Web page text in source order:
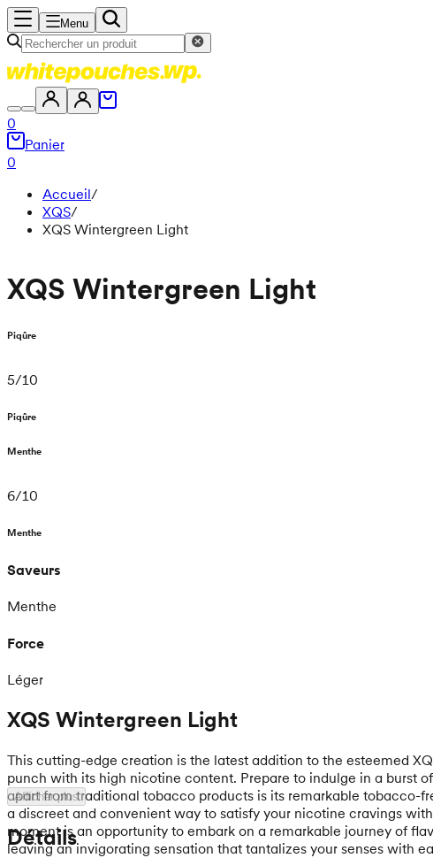
Menu
0
Panier
0
Accueil/
XQS/
XQS Wintergreen Light
XQS Wintergreen Light
Piqûre
5/10
Piqûre
Menthe
6/10
Menthe
Saveurs
Menthe
Force
Léger
XQS Wintergreen Light
This cutting-edge creation is the latest addition to the esteemed
punch with its high nicotine content. Prepare to indulge in a burst
apart from traditional tobacco products is its remarkable tobacco-
a discreet and convenient way to satisfy your nicotine cravings
moment is an opportunity to embark on a remarkable journey of
leaving an invigorating sensation that tantalizes your senses with
Afficher plus
Détails